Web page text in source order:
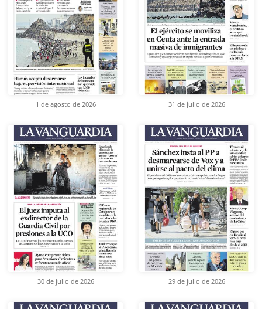
1 de agosto de 2026 31 de julio de 2026
30 de julio de 2026 29 de julio de 2026